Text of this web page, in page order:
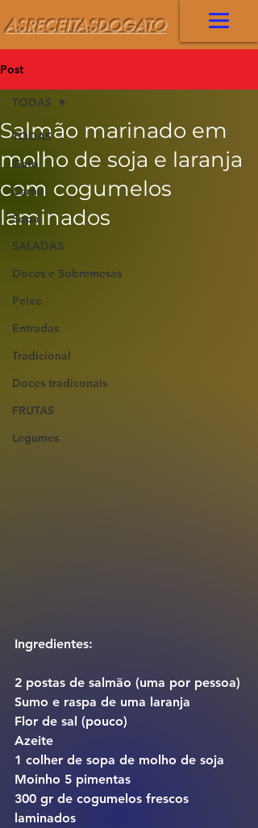
ASRECEITASDOGATO
Post
TODAS
Gato
Carne
Sopa
SALADAS
Doces e Sobremesas
Peixe
Entradas
Tradicional
Doces tradiconais
FRUTAS
Legumes
TODAS
Salmão marinado em
molho de soja e laranja
com cogumelos
laminados
Ingredientes:
2 postas de salmão (uma por pessoa)
Sumo e raspa de uma laranja
Flor de sal (pouco)
Azeite
1 colher de sopa de molho de soja
Moinho 5 pimentas
300 gr de cogumelos frescos
laminados